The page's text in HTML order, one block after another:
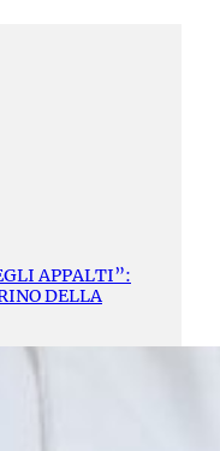
APPALTI”:
DELLA